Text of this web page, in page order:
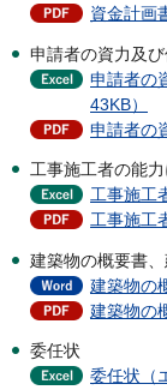
資金計画
申請者の資力及
申請者の
43KB）
申請者の
工事施工者の能
工事施工
工事施工
建築物の概要書
建築物の
建築物の
委任状
委任状（